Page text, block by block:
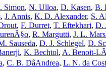
Simon, N. Ulloa, D. Kasen, B.
, J. Annis, K. D. Alexander, S.
, F. Durret, T. Eftekhari, D.
, R. Margutti, J. L.
Sauseda, D. J. Schlegel, D.
, K. Bechtol, A. Benoit-
, C. B. DâAndrea, L. N. da